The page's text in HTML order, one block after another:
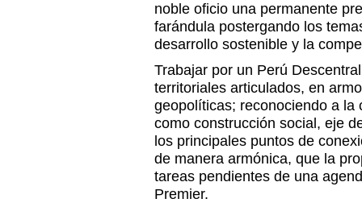
noble oficio una permanente
farándula postergando los
desarrollo sostenible y la
Trabajar por un Perú
territoriales articulados, en
geopolíticas; reconociendo a la
como construcción social, eje
los principales puntos de
de manera armónica, que la
tareas pendientes de una
Premier.